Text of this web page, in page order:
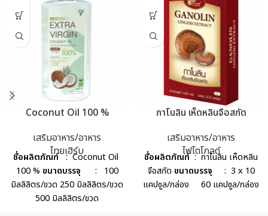
Coconut Oil 100 %
เสริมอาหาร/อาหาร
ไทยเฮิร์บ
ชื่อผลิตภัณฑ์: Coconut Oil
100 % ขนาดบรรจุ : 100
มิลลิลิตร/ขวด 250 มิลลิลิตร/ขวด
500 มิลลิลิตร/ขวด
กาโนลิน เห็ดหลินจือสกัด
เสริมอาหาร/อาหาร
ไฟโตโกลด์
ชื่อผลิตภัณฑ์: กาโนลิน เห็ดหลิน
จือสกัด ขนาดบรรจุ : 3 x 10
แคปซูล/กล่อง 60 แคปซูล/กล่อง